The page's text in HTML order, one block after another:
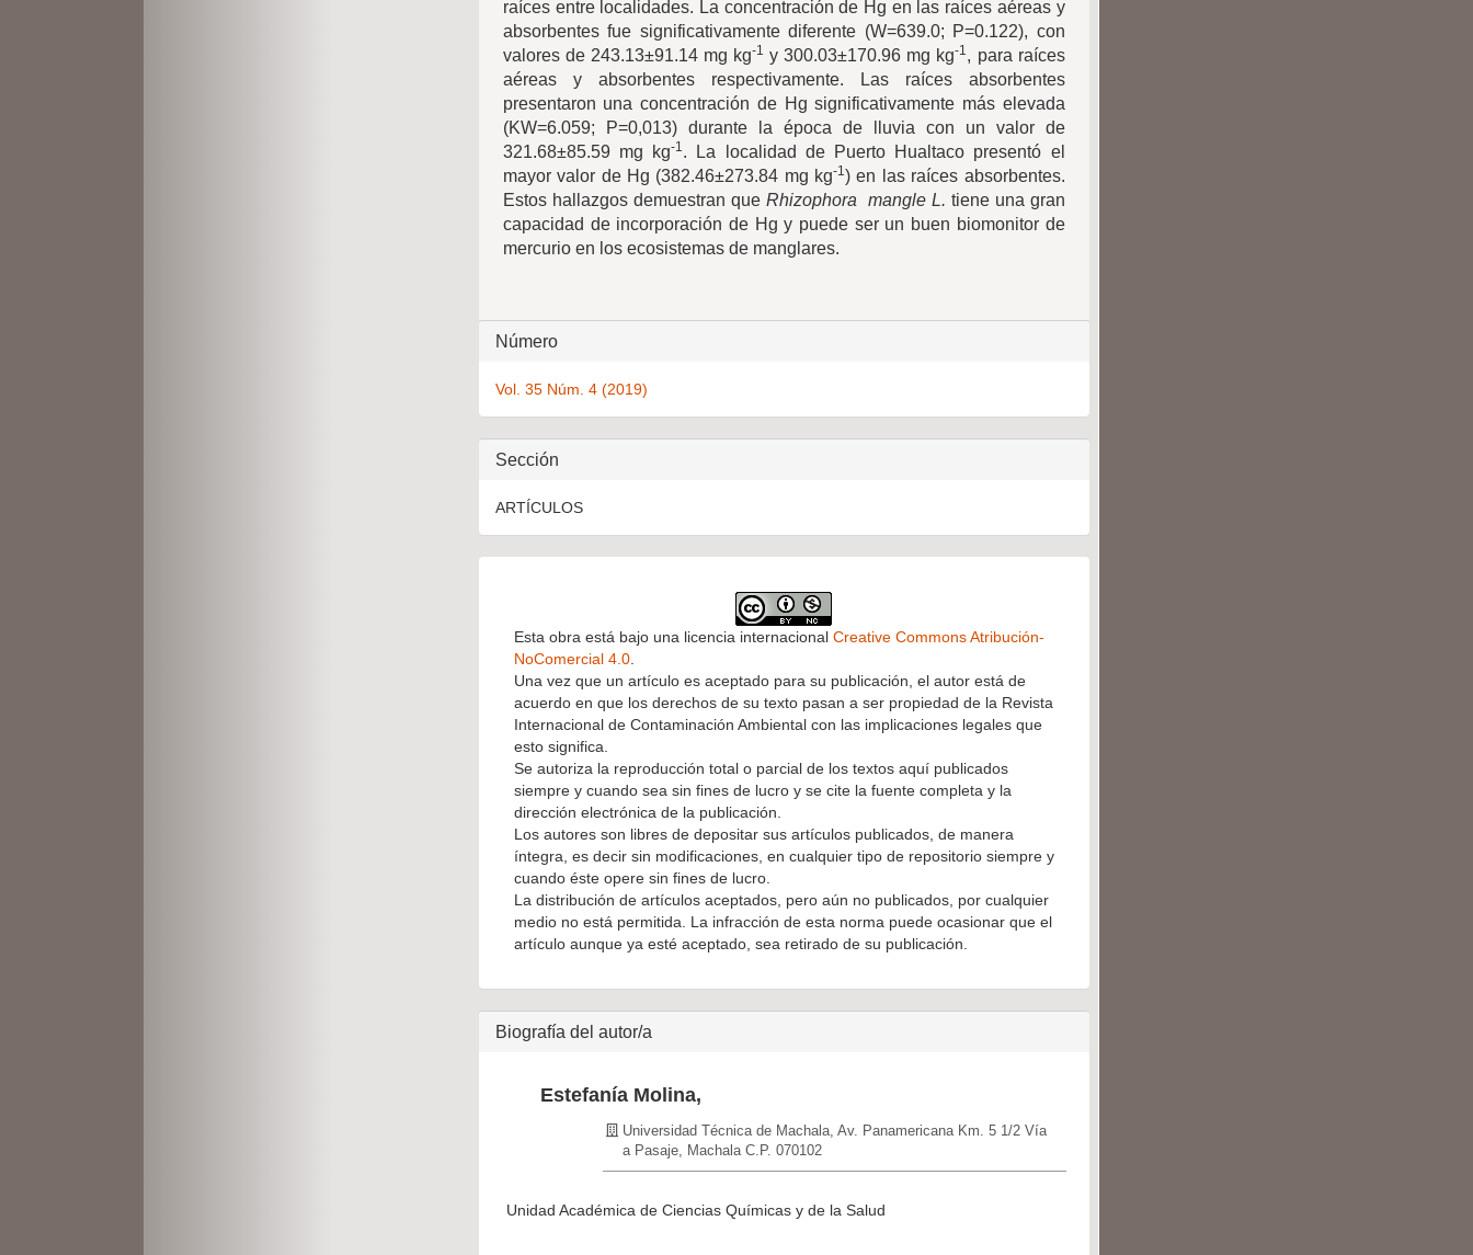
raíces entre localidades. La concentración de Hg en las raíces aéreas y
absorbentes fue significativamente diferente (W=639.0; P=0.122), con
valores de 243.13±91.14 mg kg-1 y 300.03±170.96 mg kg-1, para raíces
aéreas y absorbentes respectivamente. Las raíces absorbentes
presentaron una concentración de Hg significativamente más elevada
(KW=6.059; P=0,013) durante la época de lluvia con un valor de
321.68±85.59 mg kg-1. La localidad de Puerto Hualtaco presentó el
mayor valor de Hg (382.46±273.84 mg kg-1) en las raíces absorbentes.
Estos hallazgos demuestran que Rhizophora mangle L. tiene una gran
capacidad de incorporación de Hg y puede ser un buen biomonitor de
mercurio en los ecosistemas de manglares.
Detalles
artículo
Número
Vol. 35 Núm. 4 (2019)
Sección
ARTÍCULOS
Esta obra está bajo una licencia internacional Creative Commons Atribución-
NoComercial 4.0.
Una vez que un artículo es aceptado para su publicación, el autor está de
acuerdo en que los derechos de su texto pasan a ser propiedad de la Revista
Internacional de Contaminación Ambiental con las implicaciones legales que
esto significa.
Se autoriza la reproducción total o parcial de los textos aquí publicados
siempre y cuando sea sin fines de lucro y se cite la fuente completa y la
dirección electrónica de la publicación.
Los autores son libres de depositar sus artículos publicados, de manera
íntegra, es decir sin modificaciones, en cualquier tipo de repositorio siempre y
cuando éste opere sin fines de lucro.
La distribución de artículos aceptados, pero aún no publicados, por cualquier
medio no está permitida. La infracción de esta norma puede ocasionar que el
artículo aunque ya esté aceptado, sea retirado de su publicación.
Biografía del autor/a
Estefanía Molina,
Universidad Técnica de Machala, Av. Panamericana Km. 5 1/2 Vía
a Pasaje, Machala C.P. 070102
Unidad Académica de Ciencias Químicas y de la Salud